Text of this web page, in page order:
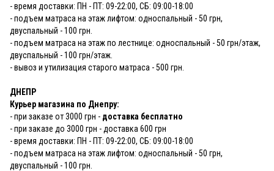
- время доставки: ПН - ПТ: 09-22:00, СБ: 09:00-18:00
- подъем матраса на этаж лифтом: односпальный - 50 грн,
двуспальный - 100 грн.
- подъем матраса на этаж по лестнице: односпальный - 50 грн/этаж,
двуспальный - 100 грн/этаж.
- вывоз и утилизация старого матраса - 500 грн.
ДНЕПР
Курьер магазина по Днепру:
- при заказе от 3000 грн - доставка бесплатно
- при заказе до 3000 грн - доставка 600 грн
- время доставки: ПН - ПТ: 09-22:00, СБ: 09:00-18:00
- подъем матраса на этаж лифтом: односпальный - 50 грн,
двуспальный - 100 грн.